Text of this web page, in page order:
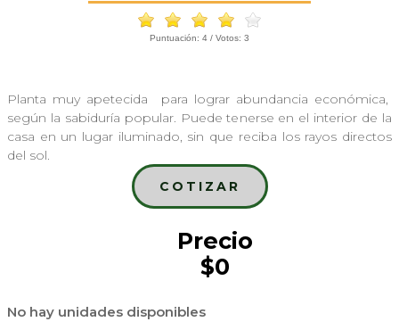
Puntuación: 4 / Votos: 3
Planta muy apetecida para lograr abundancia económica,
según la sabiduría popular. Puede tenerse en el interior de la
casa en un lugar iluminado, sin que reciba los rayos directos
del sol.
COTIZAR
Precio
$0
No hay unidades disponibles